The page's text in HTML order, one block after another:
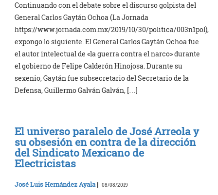
Continuando con el debate sobre el discurso golpista del
General Carlos Gaytán Ochoa (La Jornada
https://www.jornada.com.mx/2019/10/30/politica/003n1pol),
expongo lo siguiente. El General Carlos Gaytán Ochoa fue
el autor intelectual de «la guerra contra el narco» durante
el gobierno de Felipe Calderón Hinojosa. Durante su
sexenio, Gaytán fue subsecretario del Secretario de la
Defensa, Guillermo Galván Galván, […]
El universo paralelo de José Arreola y
su obsesión en contra de la dirección
del Sindicato Mexicano de
Electricistas
José Luis Hernández Ayala | 08/08/2019